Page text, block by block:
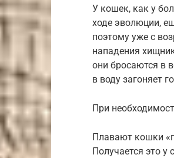
У кошек, как у
ходе эволюции,
поэтому уже с
нападения
они бросаются в
в воду загоняет
При
Плавают кошки
Получается это у